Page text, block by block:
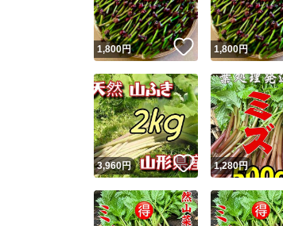
1,800円 いいね！
1,800円
3,960円 いいね！
1,280円